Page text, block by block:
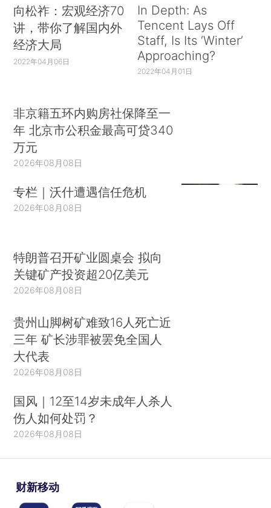
向松祚：宏观经济70
讲，带你了解国内外
经济大局
2022年04月06日
In Depth: As
Tencent Lays Off
Staff, Is Its ‘Winter’
Approaching?
2022年04月01日
非京籍五环内购房社保降至一
年 北京市公积金最高可贷340
万元
2026年08月08日
专栏｜沃什遭遇信任危机
2026年08月08日
特朗普召开矿业圆桌会 拟向
关键矿产投资超20亿美元
2026年08月08日
贵州山脚树矿难致16人死亡近
三年 矿长涉罪被罢免全国人
大代表
2026年08月08日
国风｜12至14岁未成年人杀人
伤人如何处罚？
2026年08月08日
财新移动